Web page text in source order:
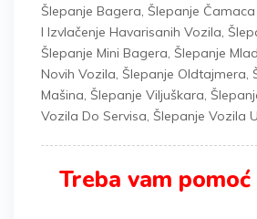
Šlepanje Bagera, Šlepanje Čamaca
I Izvlačenje Havarisanih Vozila,
Šlepanje Mini Bagera, Šlepanje
Novih Vozila, Šlepanje Oldtajmera,
Mašina, Šlepanje Viljuškara,
Vozila Do Servisa, Šlepanje Vozila
Treba vam